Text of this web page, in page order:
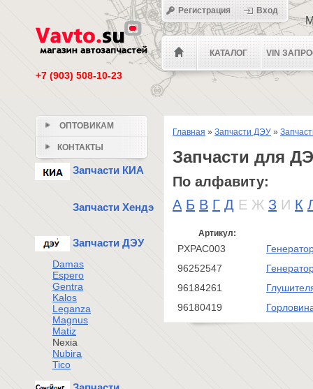
+7 (903) 508-10-23
КАТАЛОГ VIN
Регистрация Вход
Главная » Запчасти ДЭУ »
Запчасти для
По алфавиту:
А Б В Г Д Е Ж З И К
Артикул:
PXPAC003
96252547
96184261
96180419
ОПТОВИКАМ
КОНТАКТЫ
Запчасти КИА
Запчасти Хендэ
Запчасти ДЭУ
Damas
Espero
Gentra
Kalos
Leganza
Magnus
Matiz
Nexia
Nubira
Tico